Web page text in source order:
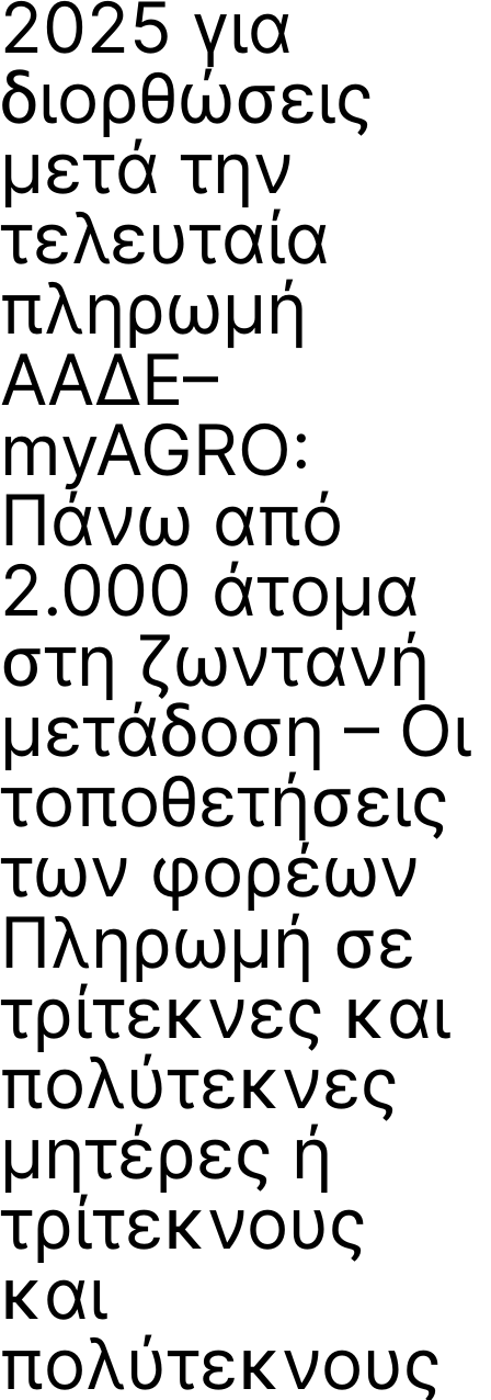
2025 για
διορθώσεις
μετά την
τελευταία
πληρωμή
ΑΑΔΕ–
myAGRO:
Πάνω από
2.000 άτομα
στη ζωντανή
μετάδοση – Οι
τοποθετήσεις
των φορέων
Πληρωμή σε
τρίτεκνες και
πολύτεκνες
μητέρες ή
τρίτεκνους
και
πολύτεκνους